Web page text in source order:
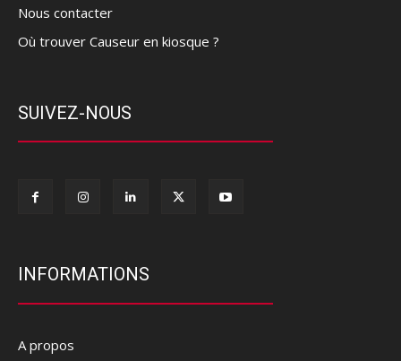
Nous contacter
Où trouver Causeur en kiosque ?
SUIVEZ-NOUS
INFORMATIONS
A propos